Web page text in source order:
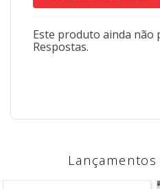
Este produto ainda não
Respostas.